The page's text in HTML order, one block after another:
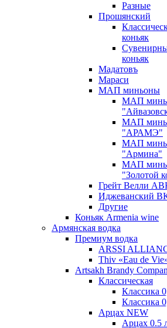
Разные
Прошянский
коньяк
коньяк
Мадатовъ
Мараси
МАП миньоны
МАП
МАП
"АРАМЭ"
МАП
"Армина"
МАП
"Золотой
Грейт Велли
Иджеванский
Другие
Коньяк Armenia wine
Армянская водка
Премиум водка
ARSSI
Thiv «Eau de
Artsakh Brandy
Классическая
Классика
Классика
Арцах NEW
Арцах 0.5